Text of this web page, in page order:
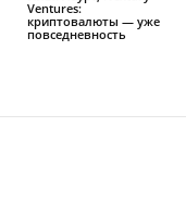
Ventures:
криптовалюты — уже
повседневность